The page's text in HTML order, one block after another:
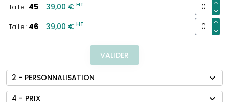
Taille : 45- 39,00 € HT
Taille : 46- 39,00 € HT
VALIDER
2 - PERSONNALISATION
4 - PRIX